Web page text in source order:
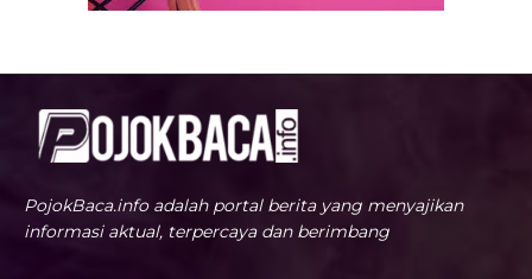
PojokBaca.info adalah portal berita yang menyajikan
informasi aktual, terpercaya dan berimbang